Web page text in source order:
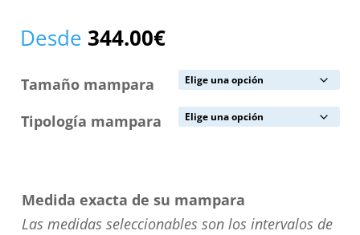
Desde 344.00€
Tamaño mampara
Tipología mampara
Medida exacta de su mampara
Las medidas seleccionables son los intervalos de